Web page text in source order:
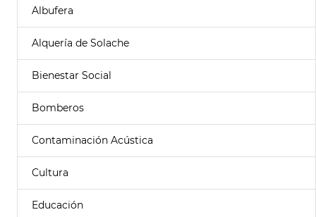
Albufera
Alquería de Solache
Bienestar Social
Bomberos
Contaminación Acústica
Cultura
Educación